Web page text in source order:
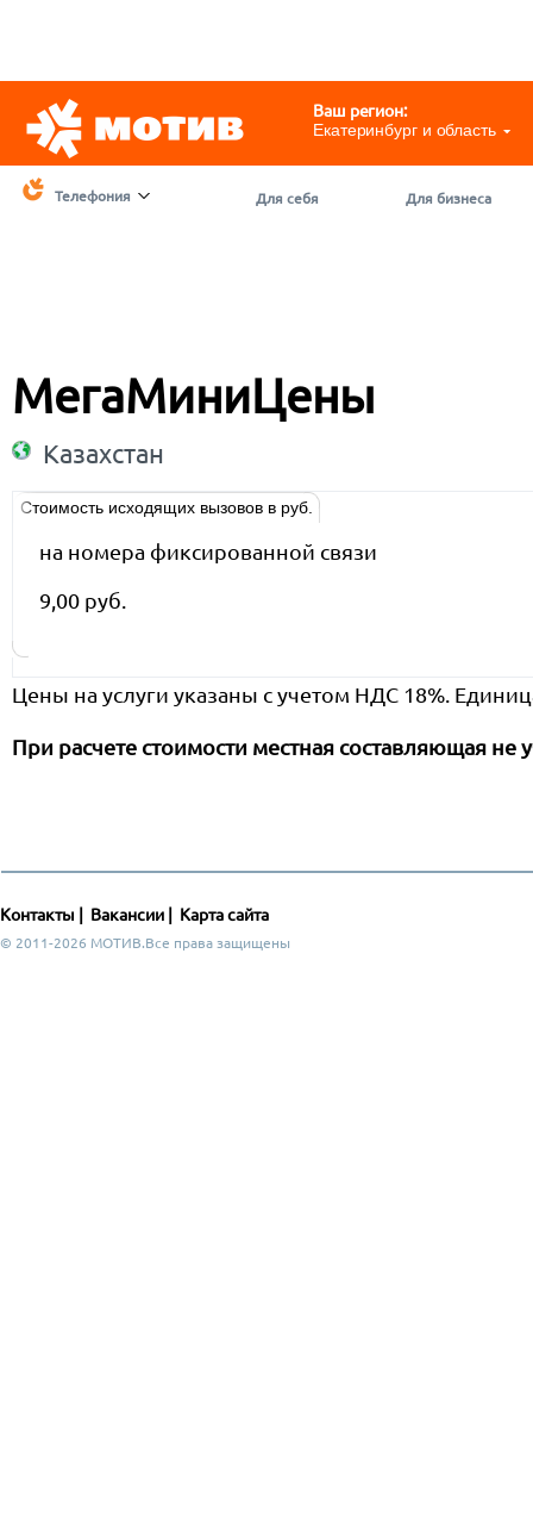
Ваш регион:
Екатеринбург и область
Телефония Для себя Для бизнеса
МегаМиниЦены
Казахстан
Стоимость исходящих вызовов в руб.
на номера фиксированной связи
9,00 руб.
Цены на услуги указаны с учетом НДС 18%.
При расчете стоимости местная составляющая не
Контакты Вакансии Карта сайта
© 2011-2026 МОТИВ.Все права защищены